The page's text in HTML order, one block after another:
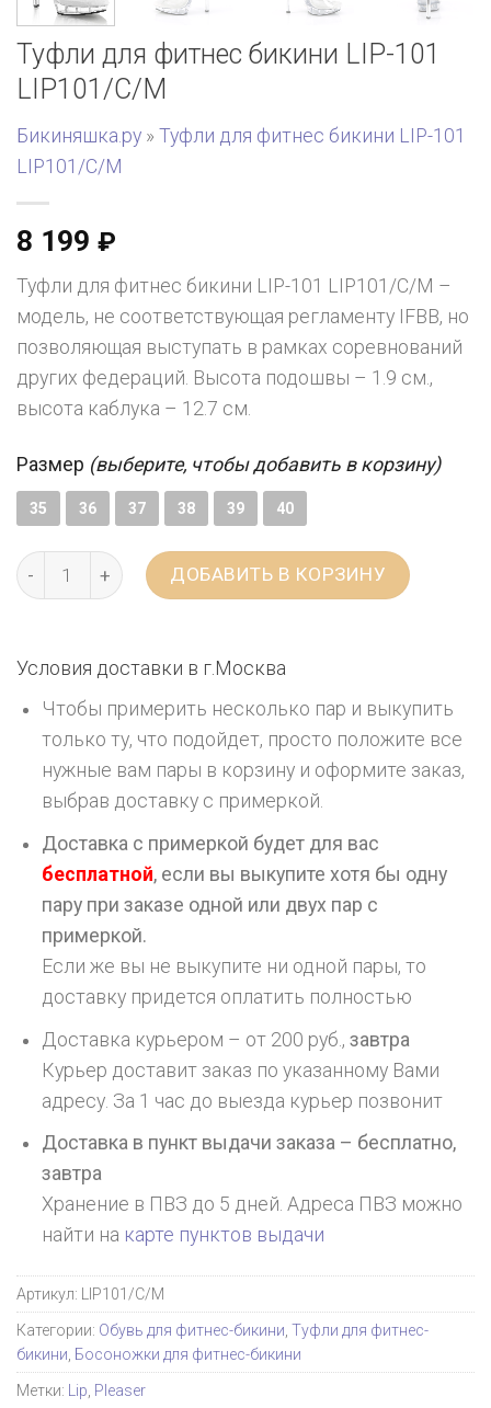
Туфли для фитнес бикини LIP-101
LIP101/C/M
Бикиняшка.ру » Туфли для фитнес бикини LIP-101
LIP101/C/M
8 199 ₽
Туфли для фитнес бикини LIP-101 LIP101/C/M –
модель, не соответствующая регламенту IFBB, но
позволяющая выступать в рамках соревнований
других федераций. Высота подошвы – 1.9 см.,
высота каблука – 12.7 см.
Размер (выберите, чтобы добавить в корзину)
35 36 37 38 39 40
ДОБАВИТЬ В КОРЗИНУ
Условия доставки в г. Москва
Чтобы примерить несколько пар и выкупить
только ту, что подойдет, просто положите все
нужные вам пары в корзину и оформите заказ,
выбрав доставку с примеркой.
Доставка с примеркой будет для вас
бесплатной, если вы выкупите хотя бы одну
пару при заказе одной или двух пар с
примеркой.
Если же вы не выкупите ни одной пары, то
доставку придется оплатить полностью
Доставка курьером – от 200 руб.,завтра
Курьер доставит заказ по указанному Вами
адресу. За 1 час до выезда курьер позвонит
Доставка в пункт выдачи заказа – бесплатно,
завтра
Хранение в ПВЗ до 5 дней. Адреса ПВЗ можно
найти на карте пунктов выдачи
Артикул: LIP101/C/M
Категории: Обувь для фитнес-бикини, Туфли для фитнес-
бикини, Босоножки для фитнес-бикини
Метки: Lip, Pleaser